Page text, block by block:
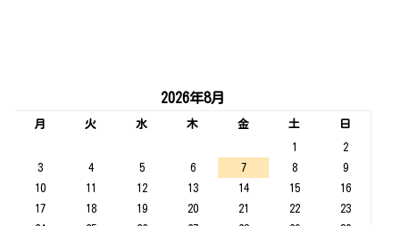
2026年8月
月 火 水 木 金 土
日
1
2
3
4 5 6 7 8
9
10
11 12 13 14 15
16
17
18 19 20 21 22
23